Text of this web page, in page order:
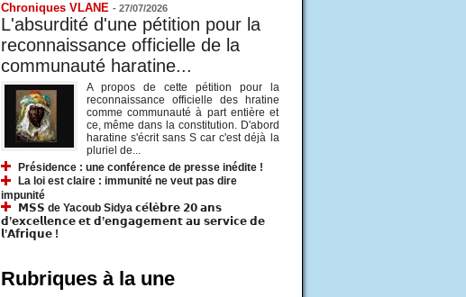
Chroniques VLANE - 27/07/2026
L'absurdité d'une pétition pour la
reconnaissance officielle de la
communauté haratine...
A propos de cette pétition pour la
reconnaissance officielle des hratine
comme communauté à part entière et
ce, même dans la constitution. D'abord
haratine s'écrit sans S car c'est déjà la
pluriel de...
Présidence : une conférence de presse inédite !
La loi est claire : immunité ne veut pas dire
impunité
𝗠𝗦𝗦 de Yacoub Sidya 𝗰𝗲́𝗹𝗲̀𝗯𝗿𝗲 𝟮𝟬 𝗮𝗻𝘀
𝗱’𝗲𝘅𝗰𝗲𝗹𝗹𝗲𝗻𝗰𝗲 𝗲𝘁 𝗱’𝗲𝗻𝗴𝗮𝗴𝗲𝗺𝗲𝗻𝘁 𝗮𝘂 𝘀𝗲𝗿𝘃𝗶𝗰𝗲 𝗱𝗲
𝗹’𝗔𝗳𝗿𝗶𝗾𝘂𝗲 !
Rubriques à la une